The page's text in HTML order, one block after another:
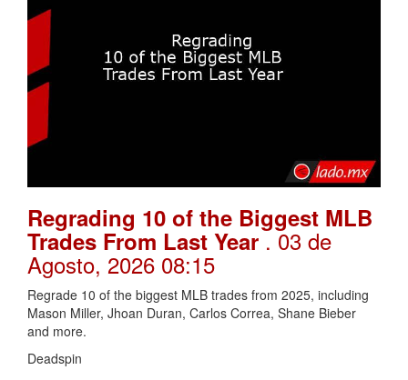
Regrading 10 of the Biggest MLB
Trades From Last Year. 03 de
Agosto, 2026 08:15
Regrade 10 of the biggest MLB trades from 2025, including
Mason Miller, Jhoan Duran, Carlos Correa, Shane Bieber
and more.
Deadspin